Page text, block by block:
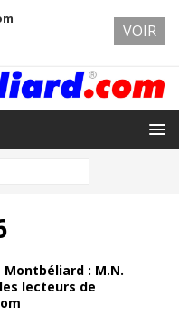
: M.N.
lecteurs de
VOIR